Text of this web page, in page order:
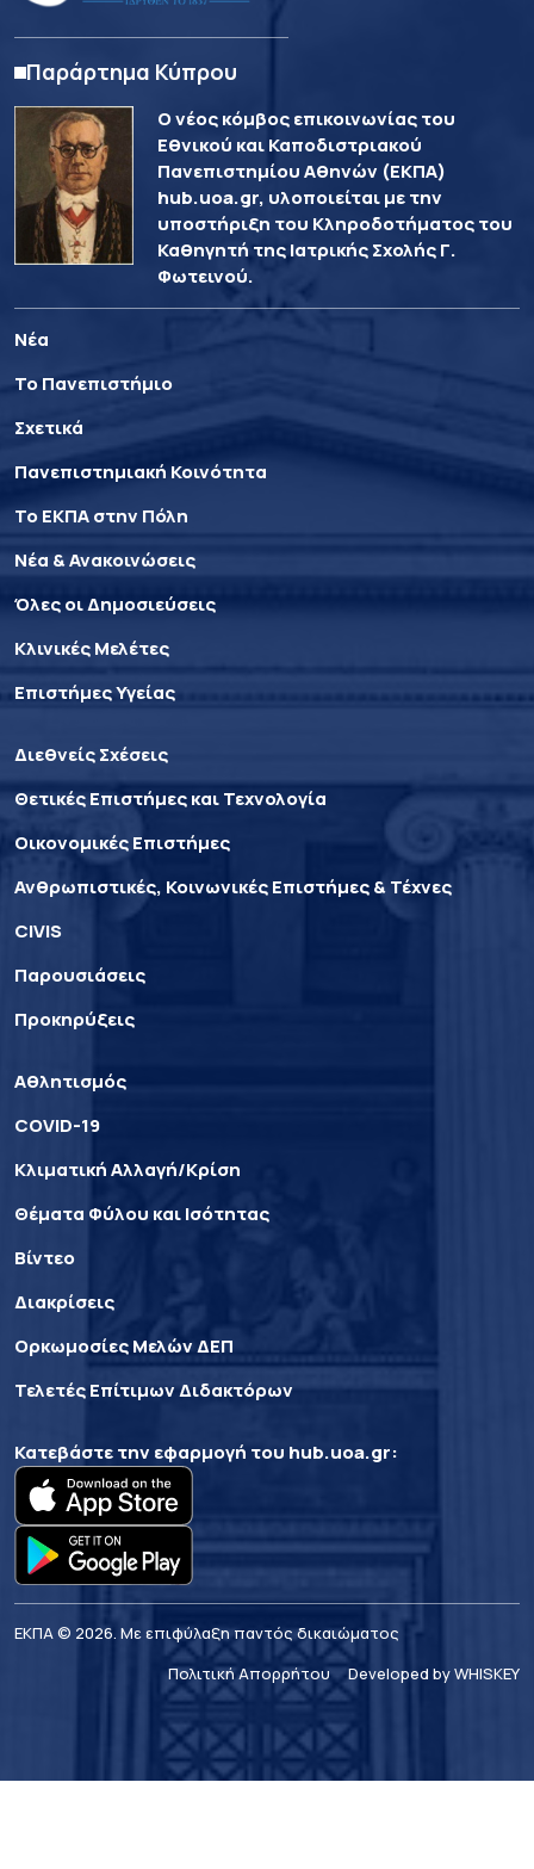
Παράρτημα Κύπρου
Ο νέος κόμβος επικοινωνίας του
Εθνικού και Καποδιστριακού
Πανεπιστημίου Αθηνών (ΕΚΠΑ)
hub.uoa.gr, υλοποιείται με την
υποστήριξη του Κληροδοτήματος του
Καθηγητή της Ιατρικής Σχολής Γ.
Φωτεινού.
Νέα
Το Πανεπιστήμιο
Σχετικά
Πανεπιστημιακή Κοινότητα
Το ΕΚΠΑ στην Πόλη
Νέα & Ανακοινώσεις
Όλες οι Δημοσιεύσεις
Κλινικές Μελέτες
Επιστήμες Υγείας
Διεθνείς Σχέσεις
Θετικές Επιστήμες και Τεχνολογία
Οικονομικές Επιστήμες
Ανθρωπιστικές, Κοινωνικές Επιστήμες & Τέχνες
CIVIS
Παρουσιάσεις
Προκηρύξεις
Αθλητισμός
COVID-19
Κλιματική Αλλαγή/Κρίση
Θέματα Φύλου και Ισότητας
Βίντεο
Διακρίσεις
Ορκωμοσίες Μελών ΔΕΠ
Τελετές Επίτιμων Διδακτόρων
Κατεβάστε την εφαρμογή του hub.uoa.gr:
ΕΚΠΑ © 2026. Με επιφύλαξη παντός δικαιώματος
Πολιτική Απορρήτου
Developed by WHISKEY